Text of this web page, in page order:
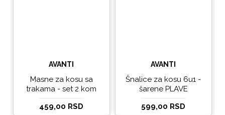
AVANTI
Masne za kosu sa
trakama - set 2 kom
459,00 RSD
AVANTI
Šnalice za kosu 6u1 -
šarene PLAVE
599,00 RSD